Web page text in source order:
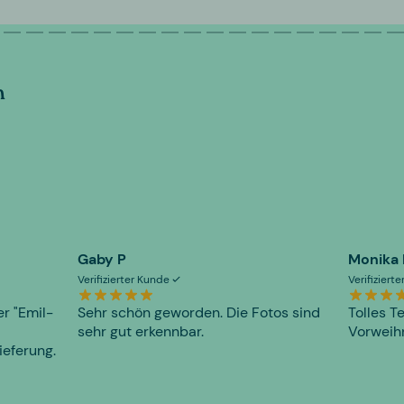
"Emil-
Gaby P
Verifizierter Kunde
Sehr schön geworden. Die Fotos sind
sehr gut erkennbar.
Monika
Tolles